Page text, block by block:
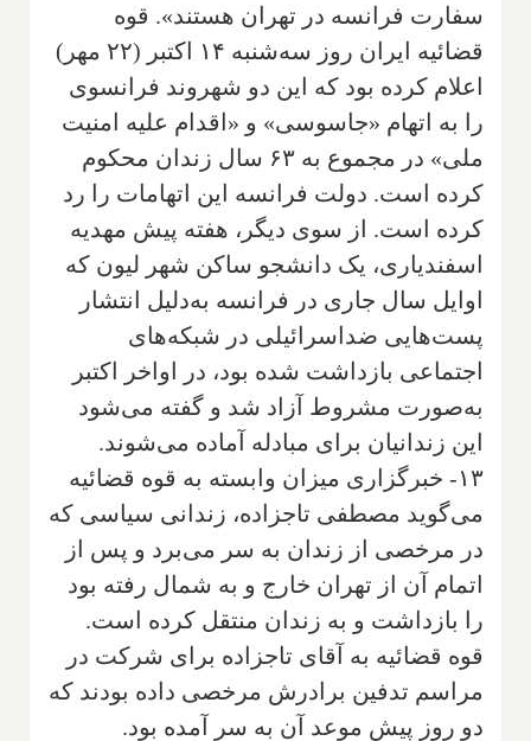
سفارت فرانسه در تهران هستند». قوه
قضائیه ایران روز سه‌شنبه ۱۴ اکتبر (۲۲ مهر)
اعلام کرده بود که این دو شهروند فرانسوی
را به اتهام «جاسوسی» و «اقدام علیه امنیت
ملی» در مجموع به ۶۳ سال زندان محکوم
کرده است. دولت فرانسه این اتهامات را رد
کرده است. از سوی دیگر، هفته پیش مهدیه
اسفندیاری، یک دانشجو ساکن شهر لیون که
اوایل سال جاری در فرانسه به‌دلیل انتشار
پست‌هایی ضداسرائیلی در شبکه‌های
اجتماعی بازداشت شده بود، در اواخر اکتبر
به‌صورت مشروط آزاد شد و گفته می‌شود
این زندانیان برای مبادله آماده می‌شوند.
۱۳- خبرگزاری میزان وابسته به قوه قضائیه
می‌گوید مصطفی تاجزاده، زندانی سیاسی که
در مرخصی از زندان به سر می‌برد و پس از
اتمام آن از تهران خارج و به شمال رفته بود
را بازداشت و به زندان منتقل کرده است.
قوه قضائیه به آقای تاجزاده برای شرکت در
مراسم تدفین برادرش مرخصی داده بودند که
دو روز پیش موعد آن به سر آمده بود.